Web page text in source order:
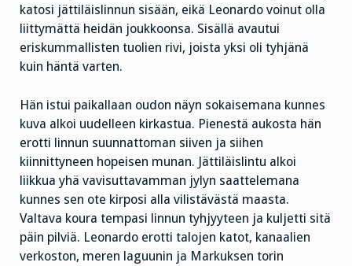
katosi jättiläislinnun sisään, eikä Leonardo voinut olla
liittymättä heidän joukkoonsa. Sisällä avautui
eriskummallisten tuolien rivi, joista yksi oli tyhjänä
kuin häntä varten.
Hän istui paikallaan oudon näyn sokaisemana kunnes
kuva alkoi uudelleen kirkastua. Pienestä aukosta hän
erotti linnun suunnattoman siiven ja siihen
kiinnittyneen hopeisen munan. Jättiläislintu alkoi
liikkua yhä vavisuttavamman jylyn saattelemana
kunnes sen ote kirposi alla vilistävästä maasta.
Valtava koura tempasi linnun tyhjyyteen ja kuljetti sitä
päin pilviä. Leonardo erotti talojen katot, kanaalien
verkoston, meren laguunin ja Markuksen torin